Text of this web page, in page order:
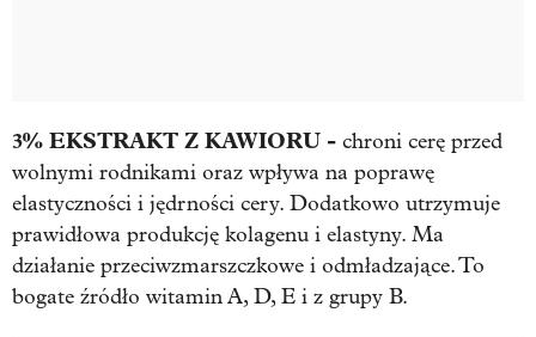
3% EKSTRAKT Z KAWIORU - chroni cerę przed
wolnymi rodnikami oraz wpływa na poprawę
elastyczności i jędrności cery. Dodatkowo utrzymuje
prawidłowa produkcję kolagenu i elastyny. Ma
działanie przeciwzmarszczkowe i odmładzające. To
bogate źródło witamin A, D, E i z grupy B.